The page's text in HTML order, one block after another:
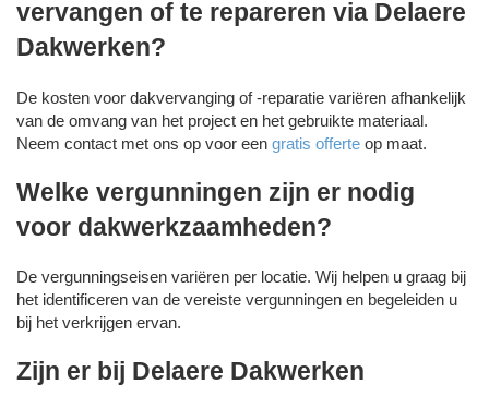
vervangen of te repareren via Delaere
Dakwerken?
De kosten voor dakvervanging of -reparatie variëren afhankelijk
van de omvang van het project en het gebruikte materiaal.
Neem contact met ons op voor een gratis offerte op maat.
Welke vergunningen zijn er nodig
voor dakwerkzaamheden?
De vergunningseisen variëren per locatie. Wij helpen u graag bij
het identificeren van de vereiste vergunningen en begeleiden u
bij het verkrijgen ervan.
Zijn er bij Delaere Dakwerken